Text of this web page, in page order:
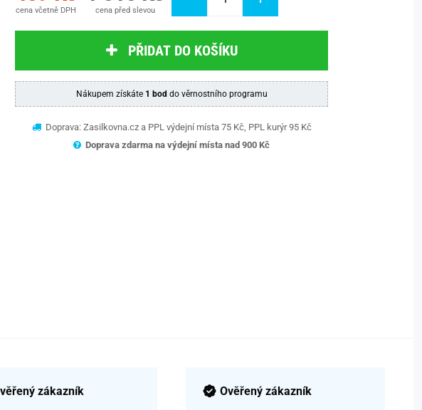
cena včetně DPH cena před slevou
PŘIDAT DO KOŠÍKU
Nákupem získáte 1 bod do věrnostního programu
Doprava: Zasilkovna.cz a PPL výdejní místa 75 Kč, PPL kurýr 95 Kč
Doprava zdarma na výdejní místa nad 900 Kč
zákazník
Ověřený zákazník